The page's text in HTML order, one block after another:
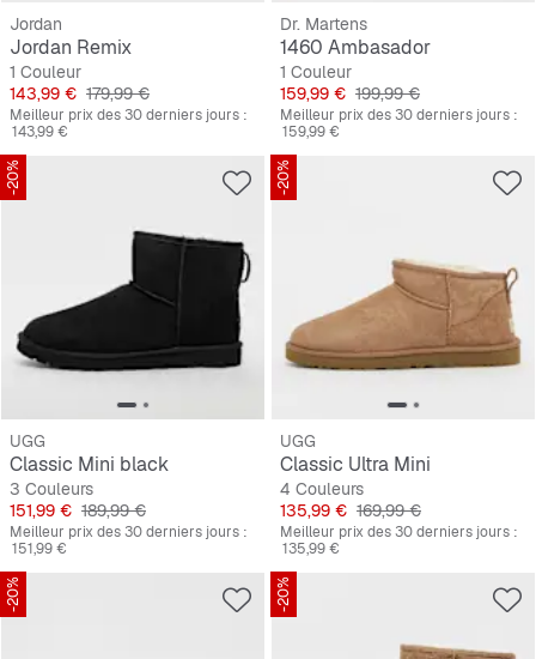
Jordan
Jordan Remix
1 Couleur
Prix
143,99 € Prix original
179,99 €
Meilleur prix des 30 derniers jours :
143,99 €
Dr. Martens
1460 Ambasador
1 Couleur
Prix
159,99 € Prix original
199,99 €
Meilleur prix des 30 derniers jours :
159,99 €
-20%
UGG
Classic Mini black
3 Couleurs
Prix
151,99 € Prix original
189,99 €
Meilleur prix des 30 derniers jours :
151,99 €
-20%
UGG
Classic Ultra Mini
4 Couleurs
Prix
135,99 € Prix original
169,99 €
Meilleur prix des 30 derniers jours :
135,99 €
-20% -20%